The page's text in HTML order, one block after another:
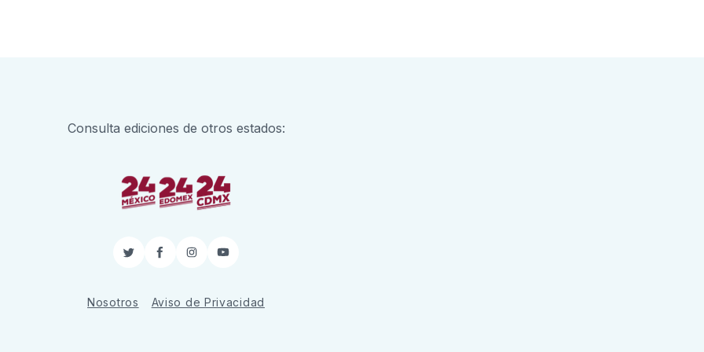
Consulta ediciones de otros estados:
TwitterFacebook
InstagramYouTube
Nosotros Aviso de Privacidad